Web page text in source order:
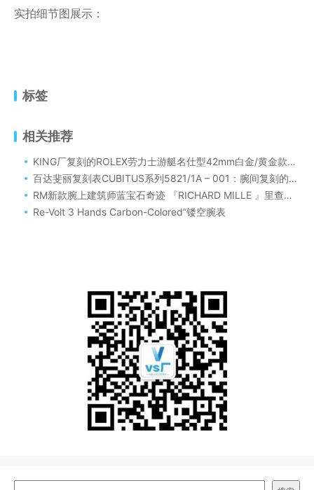
实拍细节图展示：
标签
相关推荐
KING厂复刻的ROLEX劳力士游艇名仕型42mm白金/黄金款质量也是天花板级别的
百达斐丽复刻表CUBITUS系列5821/1A – 001：腕间复刻的极致华章
RM新款腕上建筑师蓝宝石奇迹 『RICHARD MILLE 』里查德米尔RM56-01复刻表解说
Re-Volt 3 Hands Carbon-Colored”镂空腕表